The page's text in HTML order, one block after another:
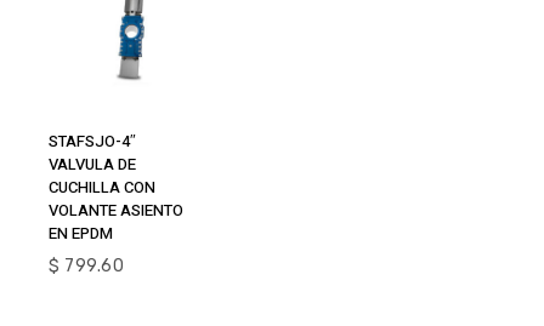
Carrito
STAFSJO-4″
VALVULA DE
CUCHILLA CON
VOLANTE ASIENTO
EN EPDM
$ 799.60